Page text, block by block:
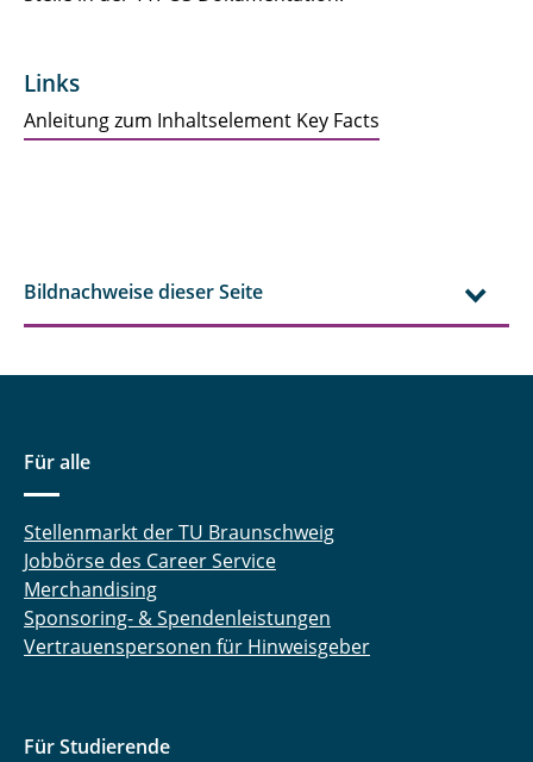
Links
Anleitung zum Inhaltselement Key Facts
Bildnachweise dieser Seite
Für alle
Stellenmarkt der TU Braunschweig
Jobbörse des Career Service
Merchandising
Sponsoring- & Spendenleistungen
Vertrauenspersonen für Hinweisgeber
Für Studierende